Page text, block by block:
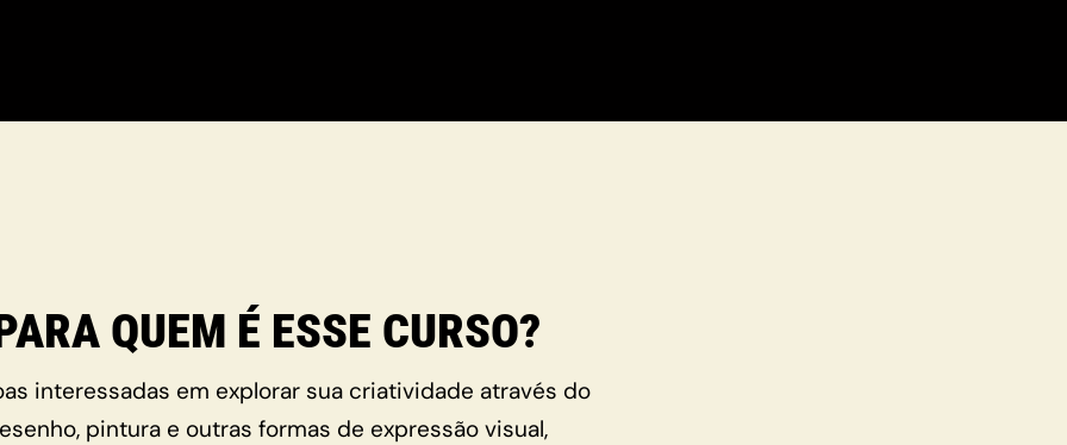
QUEM É ESSE CURSO?
interessadas em explorar sua criatividade através do
pintura e outras formas de expressão visual,